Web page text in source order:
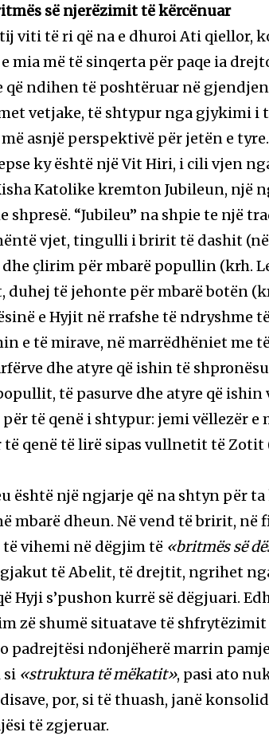
së njerëzimit të kërcënuar
viti të ri që na e dhuroi Ati qiellor,
mia më të sinqerta për paqe ia
që ndihen të poshtëruar në
vetjake, të shtypur nga gjykimi i
asnjë perspektivë për jetën e
ky është një Vit Hiri, i cili vjen
Katolike kremton Jubileun, një
shpresë. “Jubileu” na shpie te një
vjet, tingulli i bririt të dashit
çlirim për mbarë popullin (krh.
duhej të jehonte për mbarë botën
e Hyjit në rrafshe të ndryshme
e të mirave, në marrëdhëniet me
dhe atyre që ishin të
të pasurve dhe atyre që ishin
të qenë i shtypur: jemi vëllezër
qenë të lirë sipas vullnetit të Zotit
është një ngjarje që na shtyn për
mbarë dheun. Në vend të bririt,
vihemi në dëgjim të «britmës së
gjakut të Abelit, të drejtit, ngrihet
Hyji s’pushon kurrë së dëgjuari.
zë shumë situatave të
padrejtësi ndonjëherë marrin
si «struktura të mëkatit», pasi ato
por, si të thuash, janë
të zgjeruar.